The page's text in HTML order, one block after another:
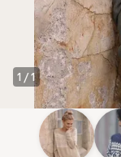
1 /1